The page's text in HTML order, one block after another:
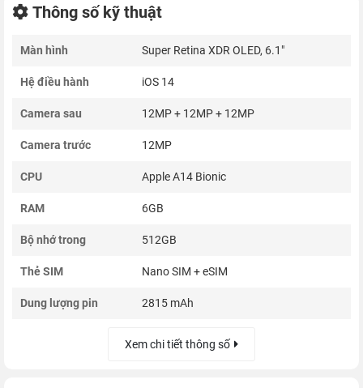
Thông số kỹ thuật
Màn hình Super Retina XDR OLED, 6.1"
Hệ điều hành iOS 14
Camera sau 12MP + 12MP + 12MP
Camera trước 12MP
CPU Apple A14 Bionic
RAM 6GB
Bộ nhớ trong 512GB
Thẻ SIM Nano SIM + eSIM
Dung lượng pin 2815 mAh
Xem chi tiết thông số